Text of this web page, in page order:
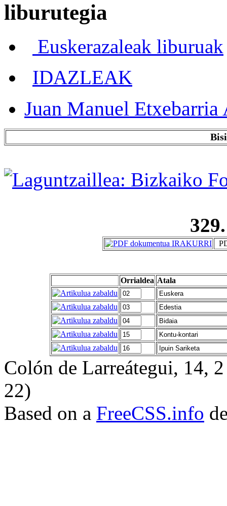
liburutegia
Euskerazaleak liburuak
IDAZLEAK
Juan Manuel Etxebarria
Orrialdea Atala
Colón de Larreátegui, 14,
22)
Based on a FreeCSS.info